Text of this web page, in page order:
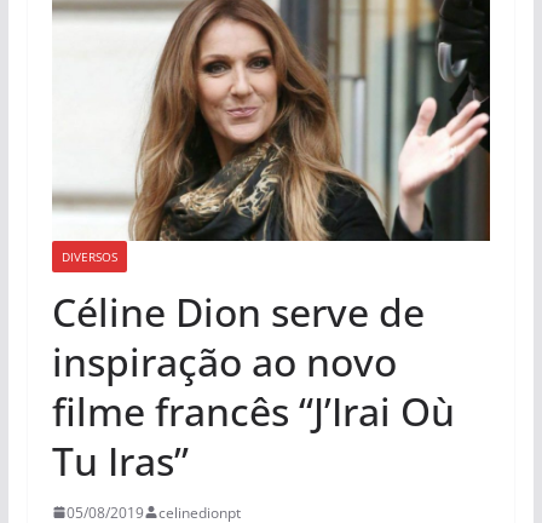
DIVERSOS
Céline Dion serve de
inspiração ao novo
filme francês “J’Irai Où
Tu Iras”
05/08/2019 celinedionpt